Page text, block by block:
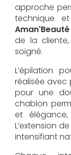
approche
technique
Aman'Beauté
de la
soigné.
L’épilation
réalisée avec
pour une
chablon
et
L’extension
intensifiant